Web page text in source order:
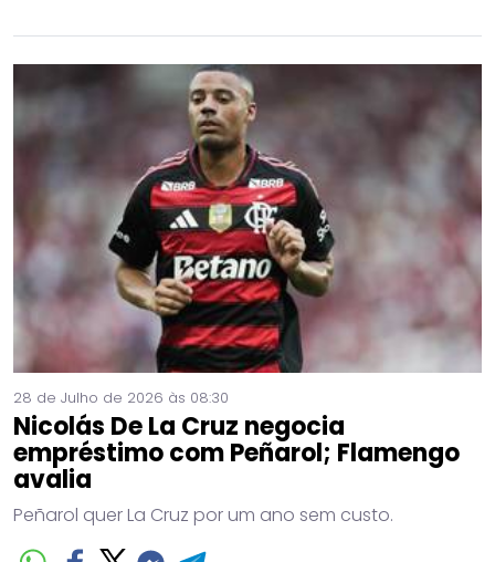
28 de Julho de 2026 às 08:30
Nicolás De La Cruz negocia
empréstimo com Peñarol; Flamengo
avalia
Peñarol quer La Cruz por um ano sem custo.